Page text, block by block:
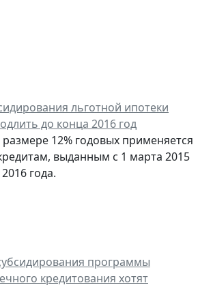
льготной ипотеки
до конца 2016 год
размере 12% годовых применяется
выданным с 1 марта 2015
года.
программы
кредитования хотят